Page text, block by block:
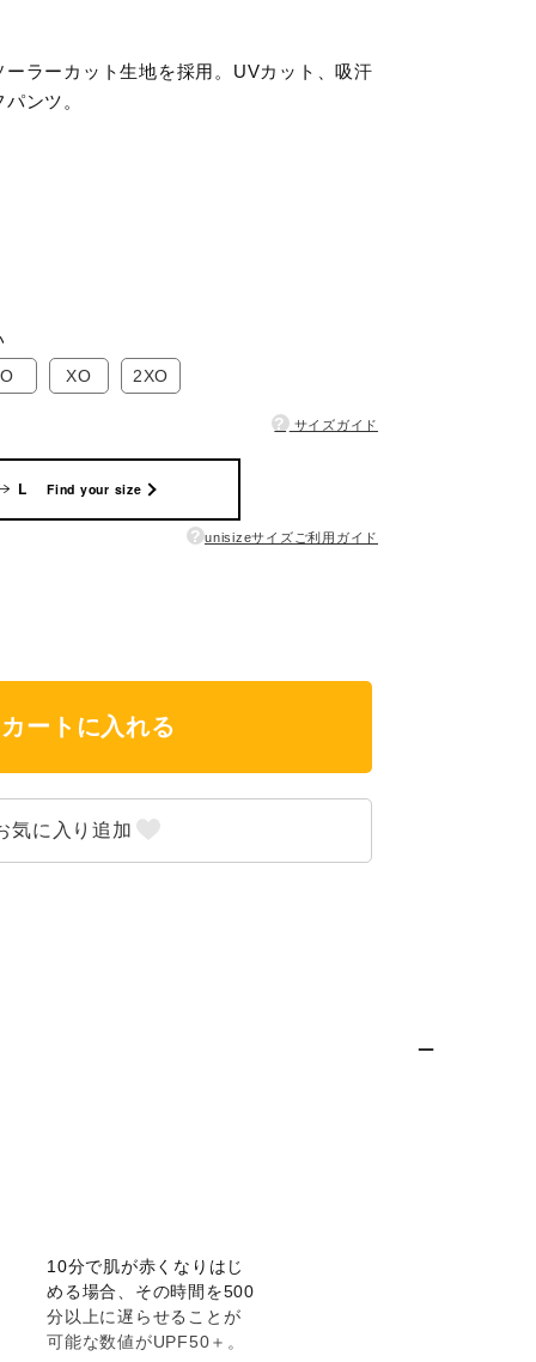
ラーカット生地を採用。UVカット、吸汗
ンツ。
O XO 2XO
? サイズガイド
L Find your size
? unisizeサイズご利用ガイド
カートに入れる
10分で肌が赤くなりはじ
める場合、その時間を500
分以上に遅らせることが
可能な数値がUPF50＋。